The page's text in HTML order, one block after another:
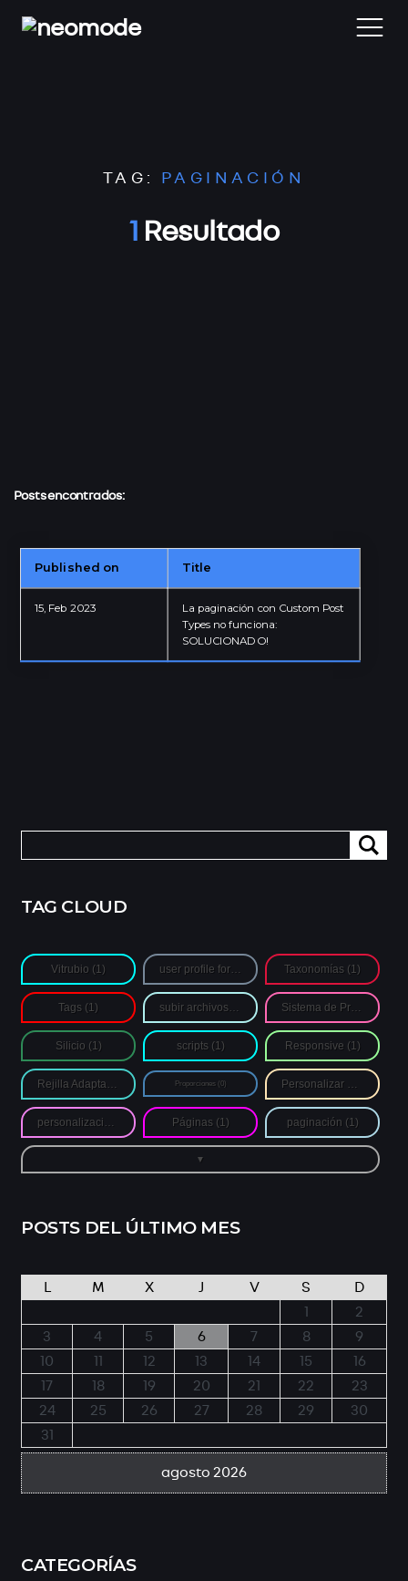
Blog
Desarrollo Web
Granada - Andalucía - ESP
TAG: PAGINACIÓN
1 Resultado
Posts encontrados:
Published on Title
15, Feb 2023
La paginación con Custom Post
Types no funciona:
SOLUCIONADO!
Buscar:
TAG CLOUD
Vitrubio (1) (1) Taxonomías (1)
Tags (1) (1)
Silicio (1) scripts (1) Responsive (1)
(1) Proporciones(0) (1)
Páginas (1) paginación (1)
POSTS DEL ÚLTIMO MES
agosto 2026
M X J V S
D
1
2
3
4 5 6 7 8
9
10
11 12 13 14 15
16
17
18 19 20 21 22
23
24
25 26 27 28 29
30
31
CATEGORÍAS